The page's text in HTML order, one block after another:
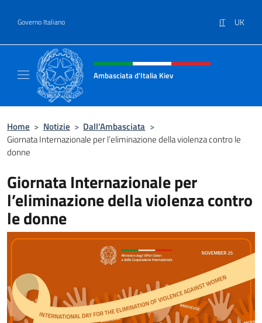
Governo Italiano IT UK
Intestazione sito, social e menù
Ambasciata d'Italia Kiev
Home > Notizie > Dall’Ambasciata >
Giornata Internazionale per l’eliminazione della violenza contro le
donne
Giornata Internazionale per
l’eliminazione della violenza contro
le donne